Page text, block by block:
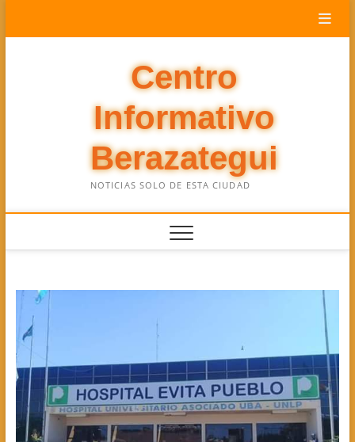
Centro
Informativo
Berazategui
NOTICIAS SOLO DE ESTA CIUDAD